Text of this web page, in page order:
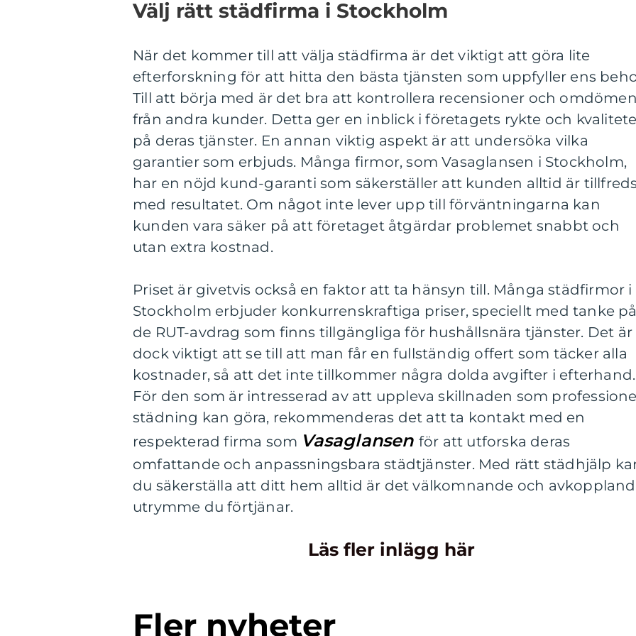
Välj rätt städfirma i Stockholm
När det kommer till att välja städfirma är det viktigt att göra lite
efterforskning för att hitta den bästa tjänsten som uppfyller ens
Till att börja med är det bra att kontrollera recensioner och omdömen
från andra kunder. Detta ger en inblick i företagets rykte och
på deras tjänster. En annan viktig aspekt är att undersöka vilka
garantier som erbjuds. Många firmor, som Vasaglansen i Stockholm,
har en nöjd kund-garanti som säkerställer att kunden alltid är tillfreds
med resultatet. Om något inte lever upp till förväntningarna kan
kunden vara säker på att företaget åtgärdar problemet snabbt och
utan extra kostnad.
Priset är givetvis också en faktor att ta hänsyn till. Många städfirmor i
Stockholm erbjuder konkurrenskraftiga priser, speciellt med tanke på
de RUT-avdrag som finns tillgängliga för hushållsnära tjänster. Det är
dock viktigt att se till att man får en fullständig offert som täcker alla
kostnader, så att det inte tillkommer några dolda avgifter i efterhand.
För den som är intresserad av att uppleva skillnaden som
städning kan göra, rekommenderas det att ta kontakt med en
respekterad firma som Vasaglansen för att utforska deras
omfattande och anpassningsbara städtjänster. Med rätt städhjälp
du säkerställa att ditt hem alltid är det välkomnande och
utrymme du förtjänar.
Läs fler inlägg här
Fler nyheter